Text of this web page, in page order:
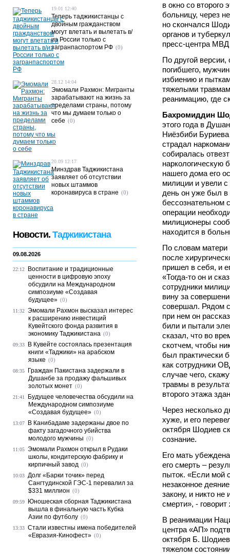
в окно со второго
больницу, через
но скончался
органов и
пресс-центра
По другой версии,
погибшего,
избиению и
тяжелыми
реанимацию, где
Бахромиддин
этого года в
Ниёзбиби
страдал
собиралась
наркологическую
нашего дома его
милиции и увели
день он уже был в
бессознательном
операции
милиционеры
находится в
По словам матери
после
пришел в себя, и
«Тогда-то он и
сотрудники
вину за
совершал. Рядом
при нем он
били и пытали
сказал, что во
скотчем, чтобы
был практически
как сотрудники
случае чего,
травмы в
второго этажа
Через несколько
хуже, и его
октября Шодиев
сознание.
Его мать
его смерть –
пыток. «Если мой
незаконное
закону, и никто не
смерти», -
В реанимации
центра «АП»
октября Б.
тяжелом
19.01 12:40
Теперь таджикистанцы с
двойным гражданством
могут влетать и вылетать в/
из России только с
загранпаспортом РФ (0)
28.12 14:04
Эмомали Рахмон: Мигранты
зарабатывают на жизнь за
пределами страны, потому
что мы думаем только о
себе (0)
20.09 12:17
Минздрав Таджикистана
заявляет об отсутствии
новых штаммов
коронавируса в стране (0)
Новости. Таджикистана
09.08.2026
22:12
Воспитание и традиционные
ценности в цифровую эпоху
обсудили на Международном
симпозиуме «Создавая
будущее» (0)
11:32 Эмомали Рахмон высказал интерес
к расширению инвестиций
Кувейтского фонда развития в
экономику Таджикистана (0)
09:33
В Кувейте состоялась презентация
книги «Таджики» на арабском
языке (0)
08:35
Граждан Пакистана задержали в
Душанбе за продажу фальшивых
золотых монет (0)
21:41
Будущее человечества обсудили на
Международном симпозиуме
«Создавая будущее» (0)
13:07
В Канибадаме задержаны двое по
факту загадочного убийства
молодого мужчины (0)
11:05 Эмомали Рахмон открыл в Рудаки
школы, кондитерскую фабрику и
кирпичный завод (0)
10:03 Долг «Барки точик» перед
Сангтудинской ГЭС-1 перевалил за
$331 миллион (0)
09:59
Юношеская сборная Таджикистана
вышла в финальную часть Кубка
Азии по футболу (0)
13:33 Стали известны имена победителей
«Евразия-Кинофест» (0)